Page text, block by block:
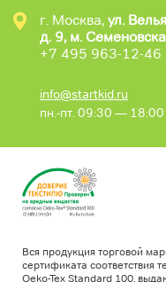
г. Москва, ул.
д. 9, м.
+7 495 963-12-46
info@startkid.ru
пн.-пт. 09:30 — 18:00
Вся продукция торговой
сертификата соответствия
Oeko-Tex Standard 100,